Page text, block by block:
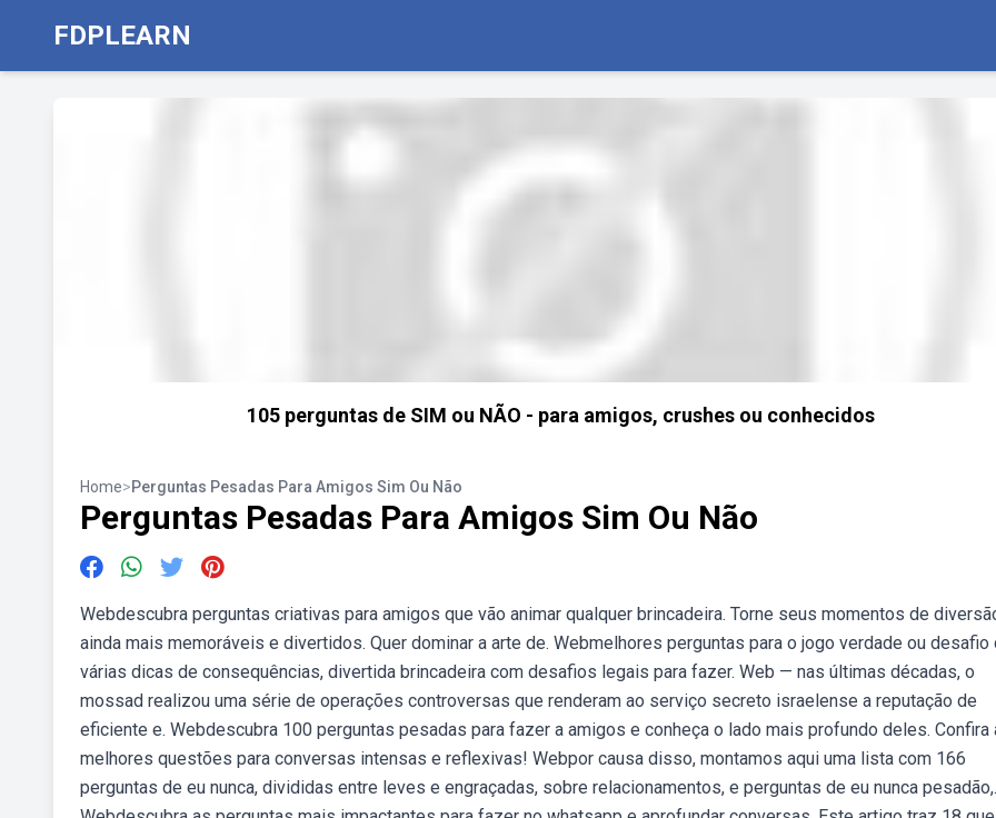
FDPLEARN
105 perguntas de SIM ou NÃO - para amigos, crushes ou conhecidos
Home>Perguntas Pesadas Para Amigos Sim Ou Não
Perguntas Pesadas Para Amigos Sim Ou Não
Webdescubra perguntas criativas para amigos que vão animar qualquer brincadeira. Torne seus momentos de
ainda mais memoráveis e divertidos. Quer dominar a arte de. Webmelhores perguntas para o jogo verdade ou desafio
várias dicas de consequências, divertida brincadeira com desafios legais para fazer. Web — nas últimas décadas, o
mossad realizou uma série de operações controversas que renderam ao serviço secreto israelense a reputação de
eficiente e. Webdescubra 100 perguntas pesadas para fazer a amigos e conheça o lado mais profundo deles. Confira
melhores questões para conversas intensas e reflexivas! Webpor causa disso, montamos aqui uma lista com 166
perguntas de eu nunca, divididas entre leves e engraçadas, sobre relacionamentos, e perguntas de eu nunca pesadão,.